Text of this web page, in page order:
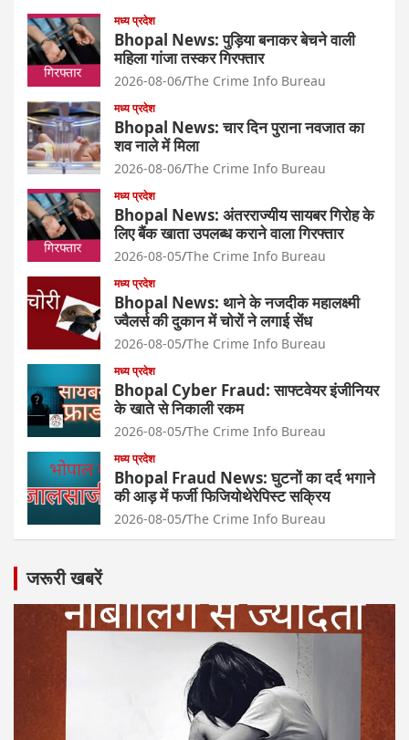
मध्य प्रदेश
Bhopal News: पुड़िया बनाकर बेचने वाली
महिला गांजा तस्कर गिरफ्तार
2026-08-06 The Crime Info Bureau
मध्य प्रदेश
Bhopal News: चार दिन पुराना नवजात का
शव नाले में मिला
2026-08-06 The Crime Info Bureau
मध्य प्रदेश
Bhopal News: अंतरराज्यीय सायबर गिरोह के
लिए बैंक खाता उपलब्ध कराने वाला गिरफ्तार
2026-08-05 The Crime Info Bureau
मध्य प्रदेश
Bhopal News: थाने के नजदीक महालक्ष्मी
ज्वैलर्स की दुकान में चोरों ने लगाई सेंध
2026-08-05 The Crime Info Bureau
मध्य प्रदेश
Bhopal Cyber Fraud: साफ्टवेयर इंजीनियर
के खाते से निकाली रकम
2026-08-05 The Crime Info Bureau
मध्य प्रदेश
Bhopal Fraud News: घुटनों का दर्द भगाने
की आड़ में फर्जी फिजियोथेरेपिस्ट सक्रिय
2026-08-05 The Crime Info Bureau
जरूरी खबरें